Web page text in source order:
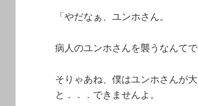
「やだなぁ、ユンホさん。
病人のユンホさんを襲うなんてで
そりゃあね、僕はユンホさんが
と．．．できませんよ。